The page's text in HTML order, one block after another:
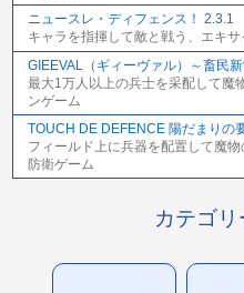
ニュースレ・ディフェンス！ 2.3.1
キャラを指揮して敵と戦う、エキ
GIEEVAL（ギィーヴァル）～畜民
最大1万人以上の兵士を采配して魔
ンゲーム
TOUCH DE DEFENCE 陽だまりの
フィールド上に兵器を配置して魔
防衛ゲーム
カテゴ